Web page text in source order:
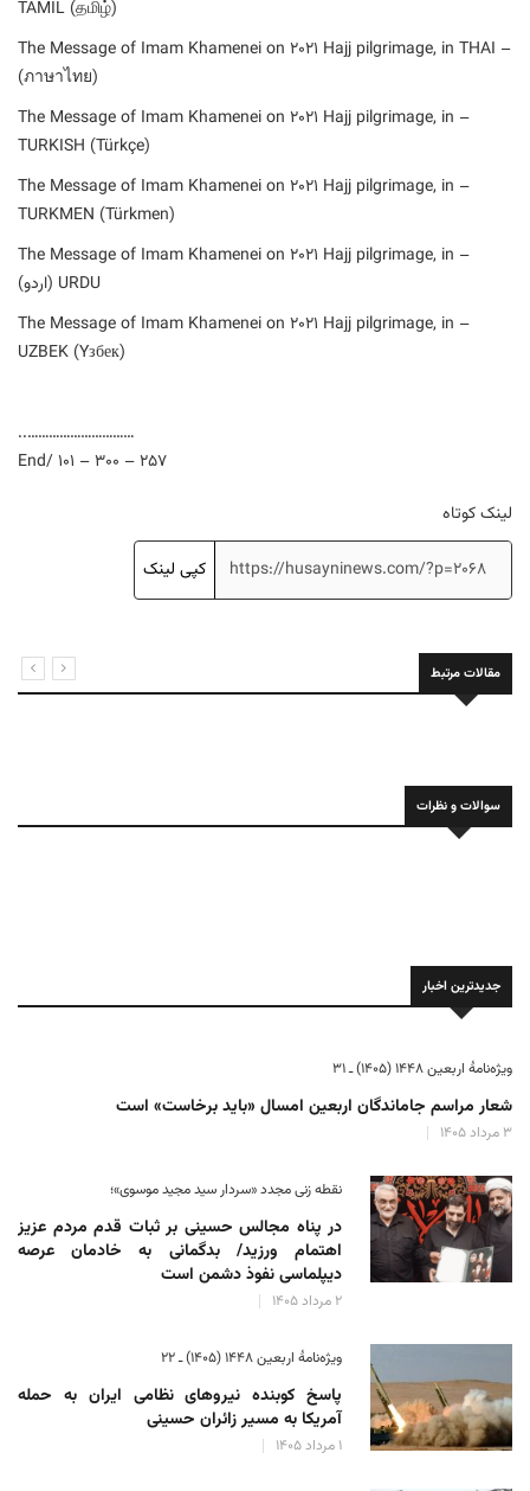
TAMIL (தமிழ்)
– The Message of Imam Khamenei on 2021 Hajj pilgrimage, in THAI
(ภาษาไทย)
– The Message of Imam Khamenei on 2021 Hajj pilgrimage, in
TURKISH (Türkçe)
– The Message of Imam Khamenei on 2021 Hajj pilgrimage, in
TURKMEN (Türkmen)
– The Message of Imam Khamenei on 2021 Hajj pilgrimage, in
URDU (اردو)
– The Message of Imam Khamenei on 2021 Hajj pilgrimage, in
UZBEK (Yзбек)
…………………………..
End/ 101 – 300 – 257
لینک کوتاه
کپی لینک
مقالات مرتبط
سوالات و نظرات
جدیدترین اخبار
ویژه‌نامهٔ اربعین ۱۴۴۸ (۱۴۰۵) ـ ۳۱
شعار مراسم جاماندگان اربعین امسال «باید برخاست» است
۳ مرداد ۱۴۰۵
نقطه زنی مجدد «سردار سید مجید موسوی»؛
در پناه مجالس حسینی بر ثبات‌ قدم مردم عزیز
اهتمام ورزید/ بدگمانی به خادمان عرصه
دیپلماسی نفوذ دشمن است
۲ مرداد ۱۴۰۵
ویژه‌نامهٔ اربعین ۱۴۴۸ (۱۴۰۵) ـ ۲۲
پاسخ کوبنده نیروهای نظامی ایران به حمله
آمریکا به مسیر زائران حسینی
۱ مرداد ۱۴۰۵